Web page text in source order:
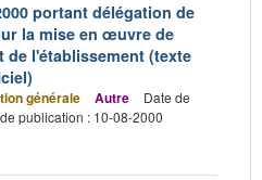
portant délégation de
la mise en œuvre de
de l'établissement (texte
générale Autre
Date de
publication : 10-08-2000